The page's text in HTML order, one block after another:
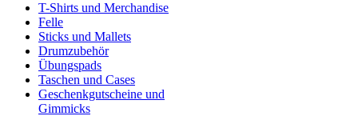
T-Shirts und Merchandise
Felle
Sticks und Mallets
Drumzubehör
Übungspads
Taschen und Cases
Geschenkgutscheine und
Gimmicks